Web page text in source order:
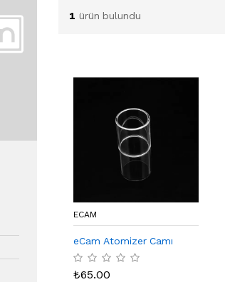
1 ürün bulundu
ECAM
eCam Atomizer Camı
₺65.00